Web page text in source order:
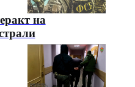
на